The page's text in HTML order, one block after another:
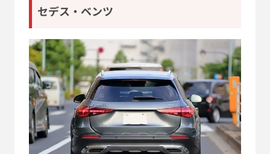
セデス・ベンツ